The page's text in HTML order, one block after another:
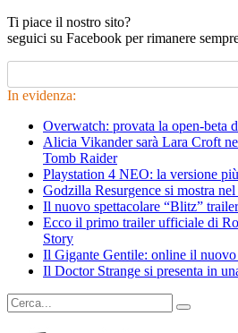
Ti piace il nostro sito?
seguici su Facebook per rimanere
In evidenza:
Overwatch: provata la open-beta
Alicia Vikander sarà Lara Croft
Tomb Raider
Playstation 4 NEO: la versione
Godzilla Resurgence si mostra
Il nuovo spettacolare “Blitz”
Ecco il primo trailer ufficiale di
Story
Il Gigante Gentile: online il
Il Doctor Strange si presenta in